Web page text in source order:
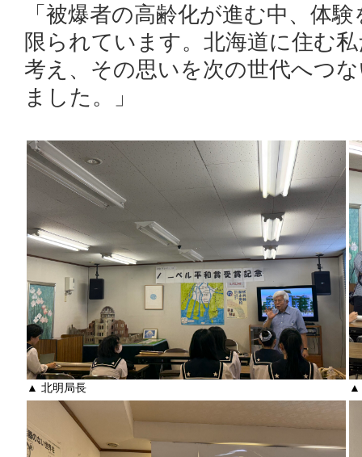
「被爆者の高齢化が進む中、体
限られています。北海道に住む
考え、その思いを次の世代へつ
ました。」
▲ 北明局長 ▲